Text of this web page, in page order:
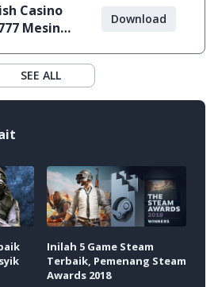
Casino
Mesin
Download
SEE ALL
Inilah 5 Game Steam
Terbaik, Pemenang Steam
Awards 2018